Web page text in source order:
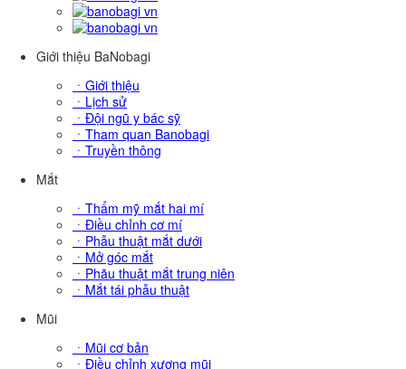
Giới thiệu BaNobagi
ㆍGiới thiệu
ㆍLịch sử
ㆍĐội ngũ y bác sỹ
ㆍTham quan Banobagi
ㆍTruyền thông
Mắt
ㆍThẩm mỹ mắt hai mí
ㆍĐiều chỉnh cơ mí
ㆍPhẫu thuật mắt dưới
ㆍMở góc mắt
ㆍPhãu thuật mắt trung niên
ㆍMắt tái phẫu thuật
Mũi
ㆍMũi cơ bản
ㆍĐiều chỉnh xương mũi
DR.Jaesang Barn DR.Changhyun Oh